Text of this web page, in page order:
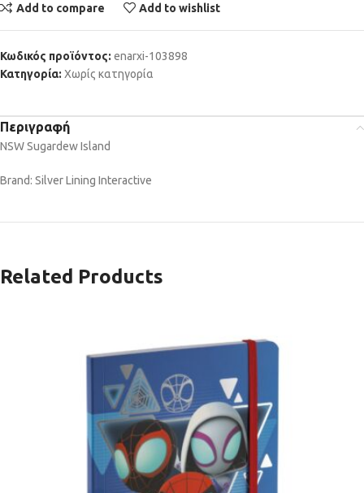
Add to compare Add to wishlist
Κωδικός προϊόντος: enarxi-103898
Κατηγορία: Χωρίς κατηγορία
Περιγραφή
NSW Sugardew Island
Brand: Silver Lining Interactive
Related Products